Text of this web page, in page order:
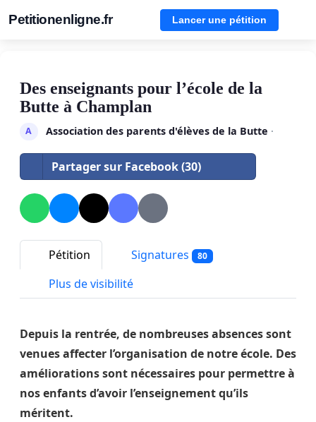
Petitionenligne.fr Lancer une pétition
Des enseignants pour l’école de la
Butte à Champlan
A Association des parents d'élèves de la Butte ·
Partager sur Facebook (30)
Pétition Signatures 80
Plus de visibilité
Depuis la rentrée, de nombreuses absences sont
venues affecter l’organisation de notre école. Des
améliorations sont nécessaires pour permettre à
nos enfants d’avoir l’enseignement qu’ils
méritent.